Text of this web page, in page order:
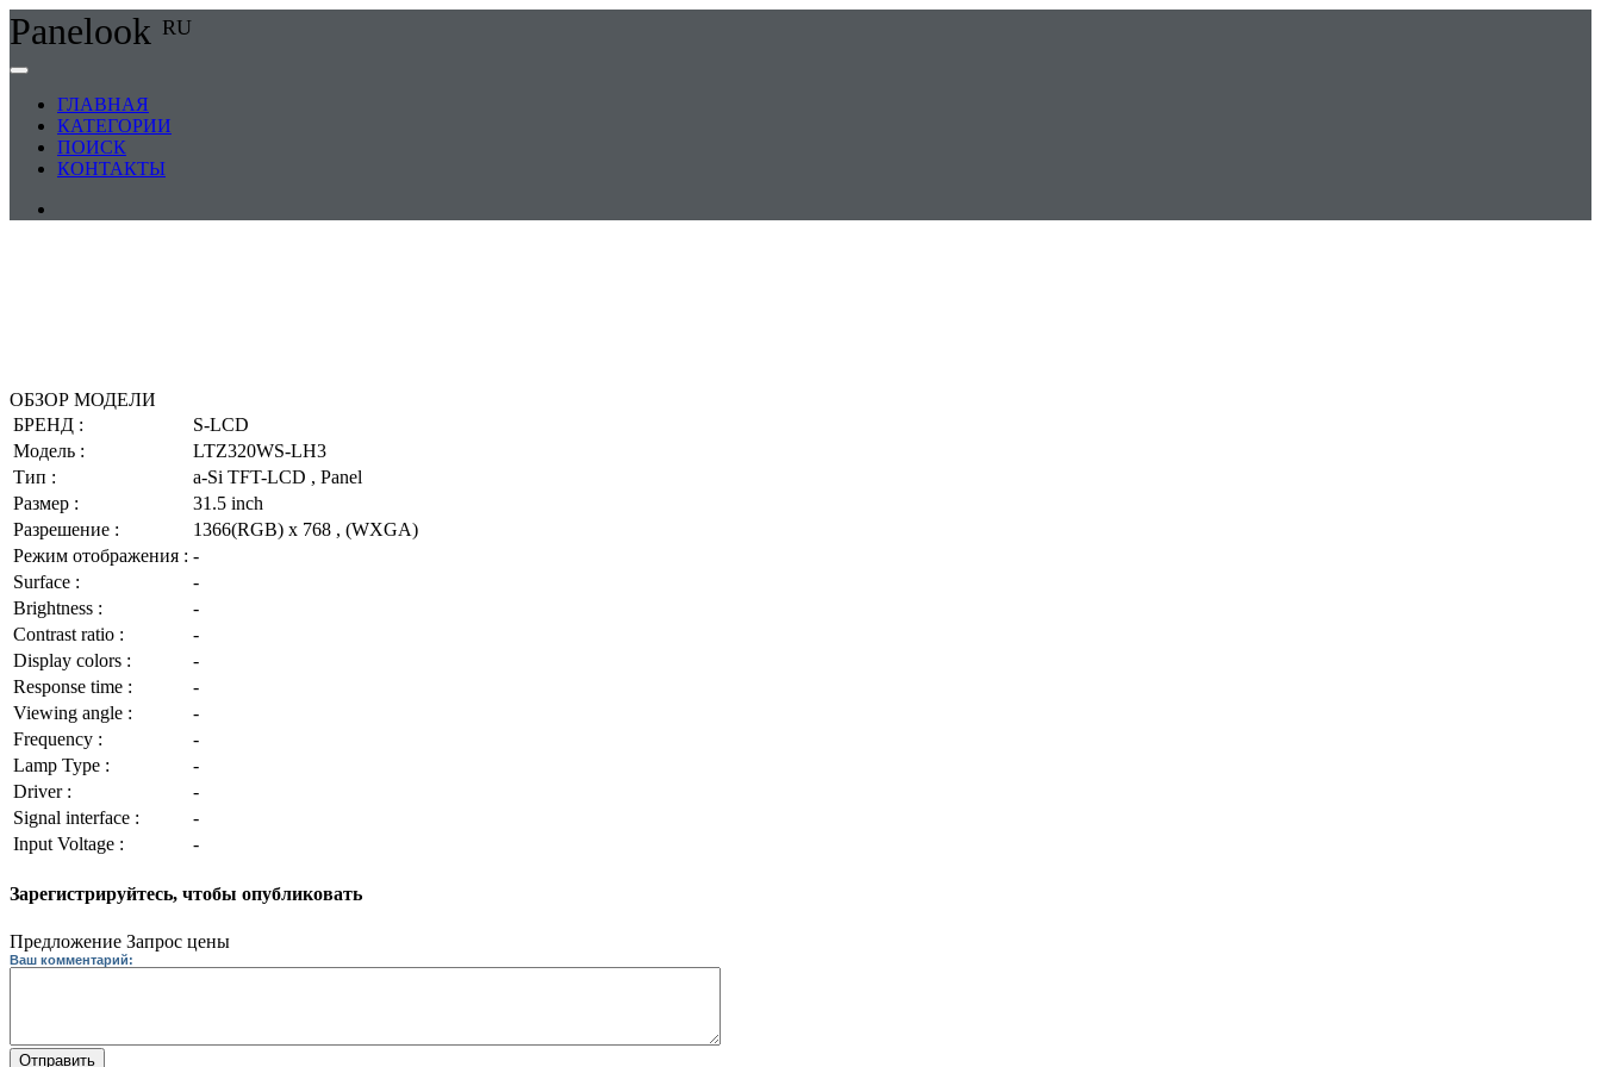
Panelook RU
ГЛАВНАЯ
КАТЕГОРИИ
ПОИСК
КОНТАКТЫ
ОБЗОР МОДЕЛИ
БРЕНД :
S-LCD
Модель :
LTZ320WS-LH3
Тип :
a-Si TFT-LCD , Panel
Размер :
31.5 inch
Разрешение :
1366(RGB) x 768 , (WXGA)
Режим отображения : -
Surface :
-
Brightness :
-
Contrast ratio :
-
Display colors :
-
Response time :
-
Viewing angle :
-
Frequency :
-
Lamp Type :
-
Driver :
-
Signal interface :
-
Input Voltage :
-
Зарегистрируйтесь, чтобы опубликовать
Предложение Запрос цены
Ваш комментарий:
Отправить